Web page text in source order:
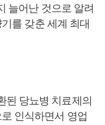
늘어난 것으로 알려
를 갖춘 세계 최대
된 당뇨병 치료제의
인식하면서 영업